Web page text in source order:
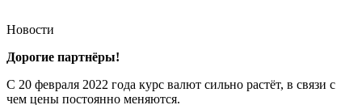
Новости
Дорогие партнёры!
С 20 февраля 2022 года курс валют сильно растёт, в связи с
чем цены постоянно меняются.